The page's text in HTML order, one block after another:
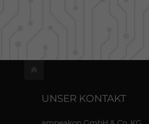
UNSER KONTAKT